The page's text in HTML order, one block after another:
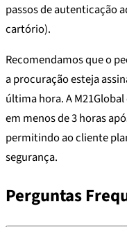
passos de autenticação
cartório).
Recomendamos que o
a procuração esteja
última hora. A
em menos de 3 horas
permitindo ao cliente
segurança.
Perguntas